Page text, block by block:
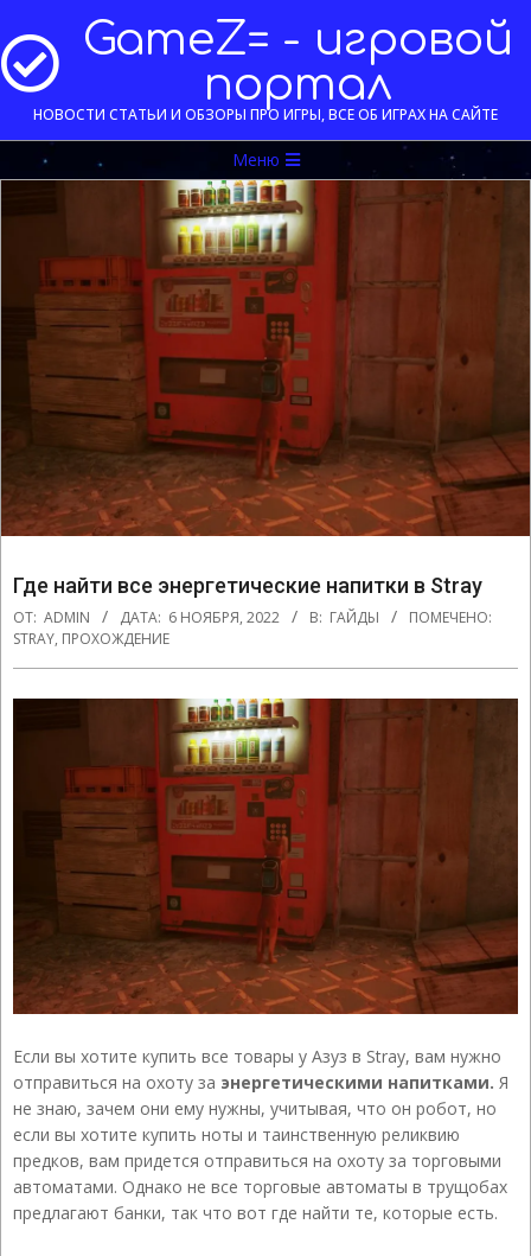
содержимомуGameZ= - игровой
портал
НОВОСТИ СТАТЬИ И ОБЗОРЫ ПРО ИГРЫ, ВСЕ ОБ ИГРАХ НА САЙТЕ
навигации
Меню
Где найти все энергетические напитки в Stray
ОТ: ADMIN ДАТА: 6 НОЯБРЯ, 2022 В: ГАЙДЫ
ПОМЕЧЕНО:
STRAY, ПРОХОЖДЕНИЕ
Если вы хотите купить все товары у Азуз в Stray, вам нужно
отправиться на охоту за энергетическими напитками. Я
не знаю, зачем они ему нужны, учитывая, что он робот, но
если вы хотите купить ноты и таинственную реликвию
предков, вам придется отправиться на охоту за торговыми
автоматами. Однако не все торговые автоматы в трущобах
предлагают банки, так что вот где найти те, которые есть.